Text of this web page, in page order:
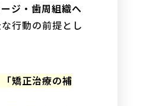
ジ・歯周組織へ
行動の前提とし
矯正治療の補